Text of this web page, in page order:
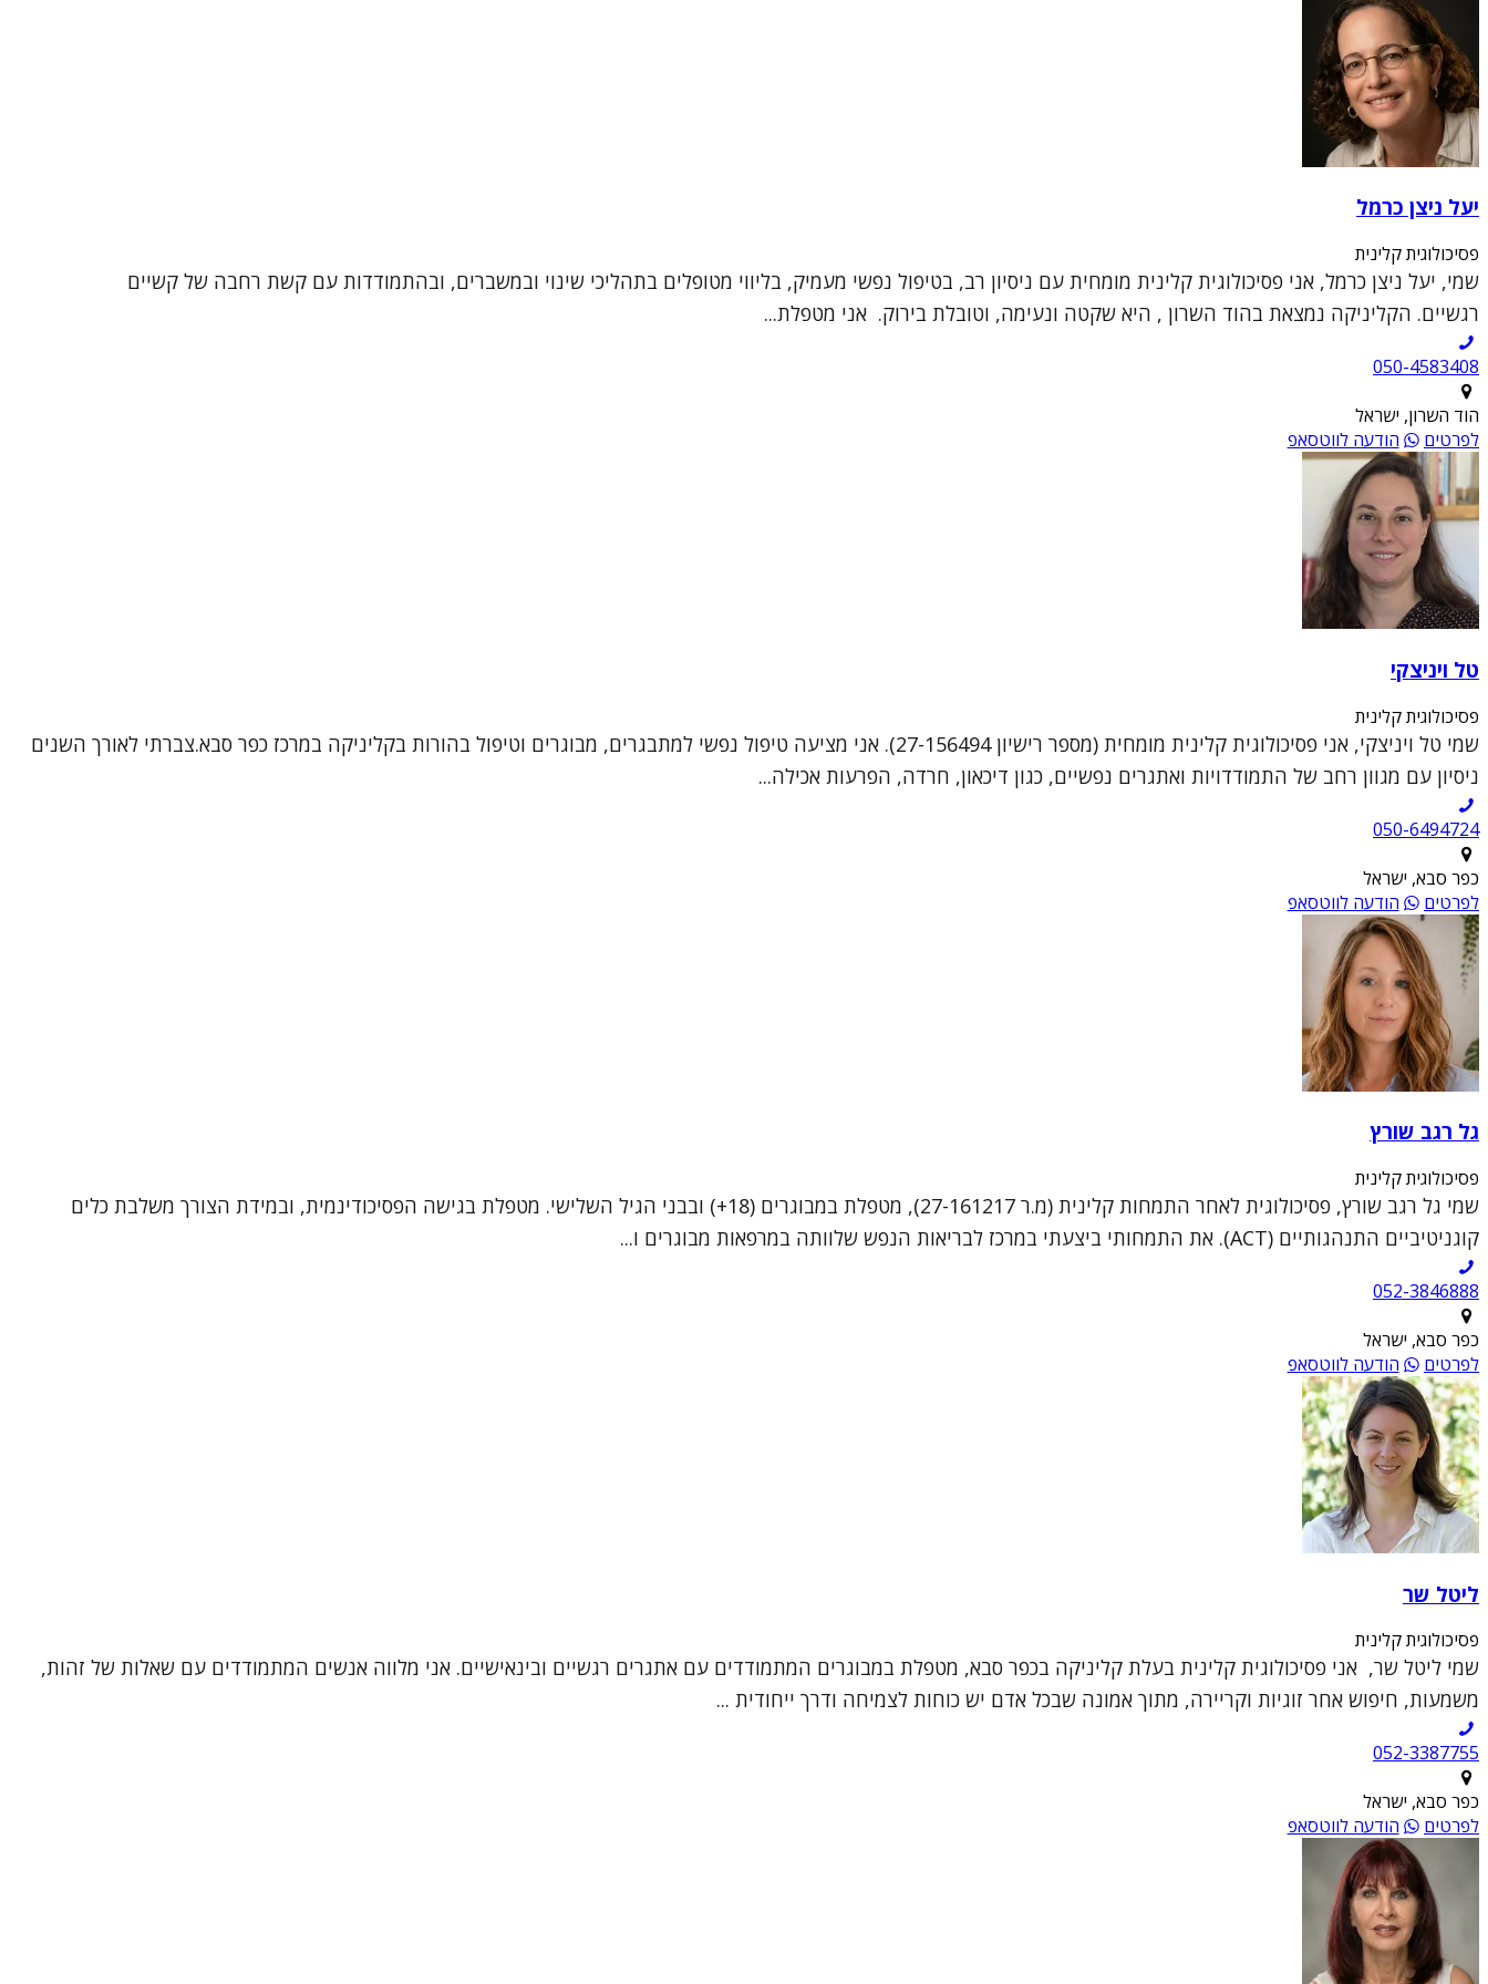
יעל ניצן כרמל
פסיכולוגית קלינית
שמי, יעל ניצן כרמל, אני פסיכולוגית קלינית מומחית עם ניסיון רב, בטיפול נפשי מעמיק, בליווי מטופלים בתהליכי שינוי ובמשברים, ובהתמודדות עם קשת רחבה של קשיים
רגשיים. הקליניקה נמצאת בהוד השרון , היא שקטה ונעימה, וטובלת בירוק. אני מטפלת...
050-4583408
הוד השרון, ישראל
לפרטים
הודעה לווטסאפ
טל ויניצקי
פסיכולוגית קלינית
שמי טל ויניצקי, אני פסיכולוגית קלינית מומחית (מספר רישיון 27-156494). אני מציעה טיפול נפשי למתבגרים, מבוגרים וטיפול בהורות בקליניקה במרכז כפר סבא.צברתי לאורך השנים
ניסיון עם מגוון רחב של התמודדויות ואתגרים נפשיים, כגון דיכאון, חרדה, הפרעות אכילה...
050-6494724
כפר סבא, ישראל
לפרטים
הודעה לווטסאפ
גל רגב שורץ
פסיכולוגית קלינית
שמי גל רגב שורץ, פסיכולוגית לאחר התמחות קלינית (מ.ר 27-161217), מטפלת במבוגרים (18+) ובבני הגיל השלישי. מטפלת בגישה הפסיכודינמית, ובמידת הצורך משלבת כלים
קוגניטיביים התנהגותיים (ACT). את התמחותי ביצעתי במרכז לבריאות הנפש שלוותה במרפאות מבוגרים ו...
052-3846888
כפר סבא, ישראל
לפרטים
הודעה לווטסאפ
ליטל שר
פסיכולוגית קלינית
שמי ליטל שר, אני פסיכולוגית קלינית בעלת קליניקה בכפר סבא, מטפלת במבוגרים המתמודדים עם אתגרים רגשיים ובינאישיים. אני מלווה אנשים המתמודדים עם שאלות של זהות,
משמעות, חיפוש אחר זוגיות וקריירה, מתוך אמונה שבכל אדם יש כוחות לצמיחה ודרך ייחודית ...
052-3387755
כפר סבא, ישראל
לפרטים
הודעה לווטסאפ